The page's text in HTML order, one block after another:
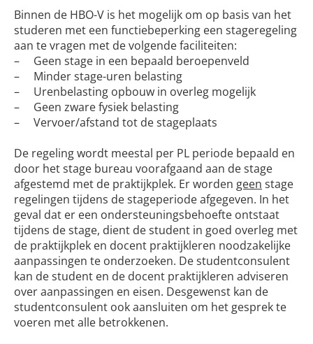
Binnen de HBO-V is het mogelijk om op basis van het
studeren met een functiebeperking een stageregeling
aan te vragen met de volgende faciliteiten:
–
Geen stage in een bepaald beroepenveld
–
Minder stage-uren belasting
–
Urenbelasting opbouw in overleg mogelijk
–
Geen zware fysiek belasting
–
Vervoer/afstand tot de stageplaats
De regeling wordt meestal per PL periode bepaald en
door het stage bureau voorafgaand aan de stage
afgestemd met de praktijkplek. Er worden geen stage
regelingen tijdens de stageperiode afgegeven. In het
geval dat er een ondersteuningsbehoefte ontstaat
tijdens de stage, dient de student in goed overleg met
de praktijkplek en docent praktijkleren noodzakelijke
aanpassingen te onderzoeken. De studentconsulent
kan de student en de docent praktijkleren adviseren
over aanpassingen en eisen. Desgewenst kan de
studentconsulent ook aansluiten om het gesprek te
voeren met alle betrokkenen.